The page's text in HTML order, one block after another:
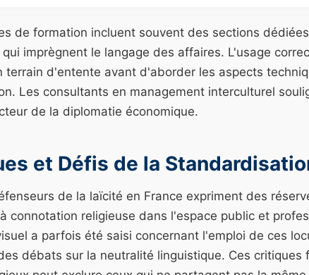
de formation incluent souvent des sections
qui imprègnent le langage des affaires. L'usage
terrain d'entente avant d'aborder les aspects
Les consultants en management interculturel
de la diplomatie économique.
et Défis de la
de la laïcité en France expriment des
connotation religieuse dans l'espace public et
a parfois été saisi concernant l'emploi de ces
débats sur la neutralité linguistique. Ces critiques